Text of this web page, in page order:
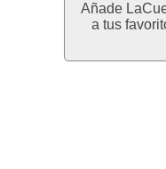
Añade
a tus